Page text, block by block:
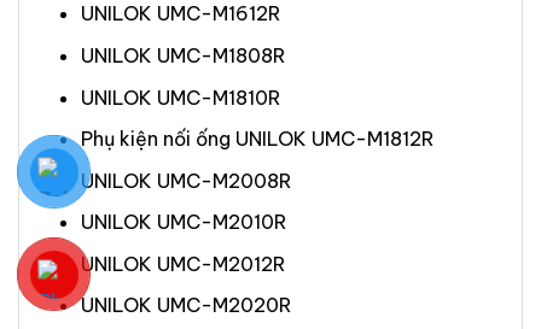
UNILOK UMC-M1612R
UNILOK UMC-M1808R
UNILOK UMC-M1810R
Phụ kiện nối ống UNILOK UMC-M1812R
UNILOK UMC-M2008R
UNILOK UMC-M2010R
UNILOK UMC-M2012R
UNILOK UMC-M2020R